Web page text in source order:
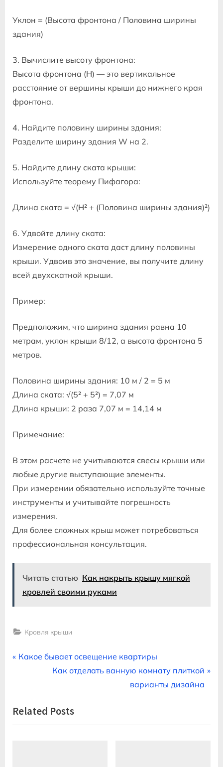
Уклон = (Высота фронтона / Половина ширины
здания)
3. Вычислите высоту фронтона:
Высота фронтона (H) — это вертикальное
расстояние от вершины крыши до нижнего края
фронтона.
4. Найдите половину ширины здания:
Разделите ширину здания W на 2.
5. Найдите длину ската крыши:
Используйте теорему Пифагора:
Длина ската = √(H² + (Половина ширины здания)²)
6. Удвойте длину ската:
Измерение одного ската даст длину половины
крыши. Удвоив это значение, вы получите длину
всей двухскатной крыши.
Пример:
Предположим, что ширина здания равна 10
метрам, уклон крыши 8/12, а высота фронтона 5
метров.
Половина ширины здания: 10 м / 2 = 5 м
Длина ската: √(5² + 5²) = 7,07 м
Длина крыши: 2 раза 7,07 м = 14,14 м
Примечание:
В этом расчете не учитываются свесы крыши или
любые другие выступающие элементы.
При измерении обязательно используйте точные
инструменты и учитывайте погрешность
измерения.
Для более сложных крыш может потребоваться
профессиональная консультация.
Читать статью Как накрыть крышу мягкой
кровлей своими руками
Кровля крыши
Навигация
P
i
o
Какое бывает освещение квартиры
N
t
P
Как отделать ванную комнату плиткой
варианты дизайна
Related Posts